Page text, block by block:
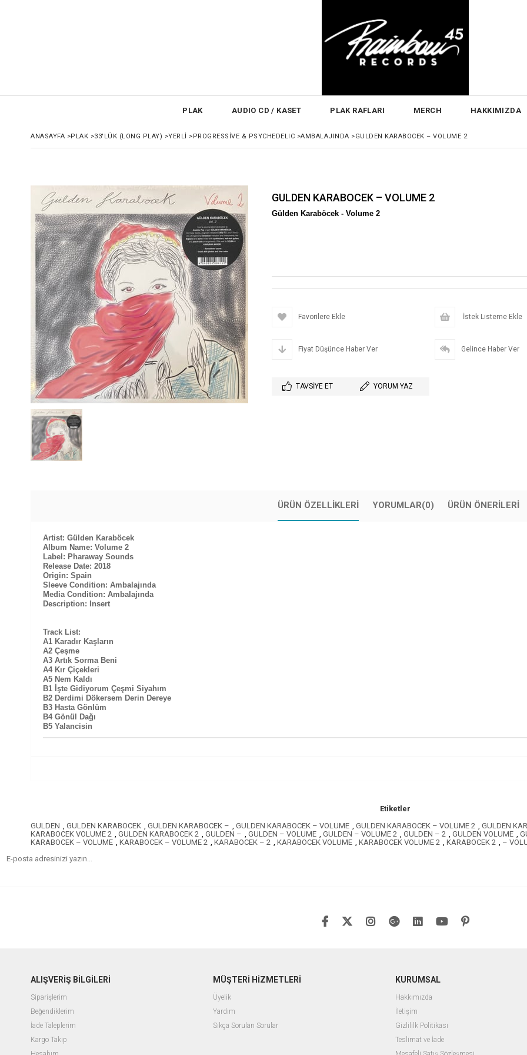
PLAK AUDIO CD / KASET PLAK RAFLARI MERCH HAKKIMIZDA
ANASAYFA >PLAK >33'LÜK (LONG PLAY) >YERLİ >PROGRESSİVE & PSYCHEDELIC >AMBALAJINDA >GULDEN KARABOCEK – VOLUME 2
GULDEN KARABOCEK – VOLUME 2
Gülden Karaböcek - Volume 2
Favorilere Ekle İstek Listeme Ekle
Fiyat Düşünce Haber Ver Gelince Haber Ver
TAVSIYE ET YORUM YAZ
ÜRÜN ÖZELLIKLERI YORUMLAR(0) ÜRÜN ÖNERILERI
Artist: Gülden Karaböcek
Album Name: Volume 2
Label: Pharaway Sounds
Release Date: 2018
Origin: Spain
Sleeve Condition: Ambalajında
Media Condition: Ambalajında
Description: Insert
Track List:
A1 Karadır Kaşların
A2 Çeşme
A3 Artık Sorma Beni
A4 Kır Çiçekleri
A5 Nem Kaldı
B1 İşte Gidiyorum Çeşmi Siyahım
B2 Derdimi Dökersem Derin Dereye
B3 Hasta Gönlüm
B4 Gönül Dağı
B5 Yalancisin
Etiketler
GULDEN , GULDEN KARABOCEK , GULDEN KARABOCEK – , GULDEN KARABOCEK – VOLUME , GULDEN KARABOCEK – VOLUME 2 , GULDEN
KARABOCEK VOLUME 2 , GULDEN KARABOCEK 2 , GULDEN – , GULDEN – VOLUME , GULDEN – VOLUME 2 , GULDEN – 2 , GULDEN VOLUME ,
KARABOCEK – VOLUME , KARABOCEK – VOLUME 2 , KARABOCEK – 2 , KARABOCEK VOLUME , KARABOCEK VOLUME 2 , KARABOCEK 2 , –
ALIŞVERİŞ BİLGİLERİ
Siparişlerim
Beğendiklerim
İade Taleplerim
Kargo Takip
MÜŞTERİ HİZMETLERİ
Üyelik
Yardım
Sıkça Sorulan Sorular
KURUMSAL
Hakkımızda
İletişim
Gizlililk Politikası
Teslimat ve İade